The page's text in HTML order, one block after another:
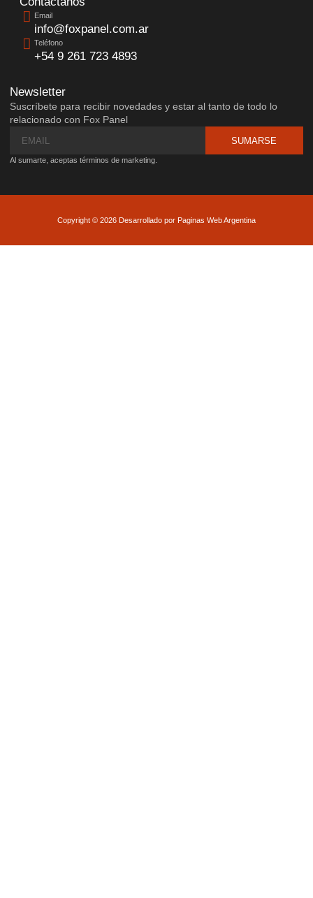
Email
info@foxpanel.com.ar
Teléfono
+54 9 261 723 4893
Newsletter
Suscríbete para recibir novedades y estar al tanto de todo lo
relacionado con Fox Panel
SUMARSE
Al sumarte, aceptas términos de marketing.
Copyright © 2026 Desarrollado por Paginas Web Argentina